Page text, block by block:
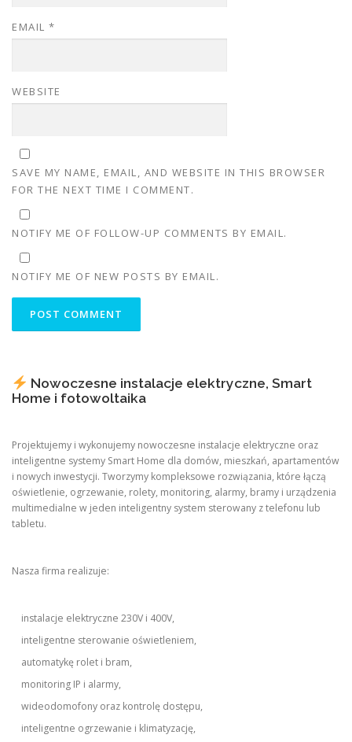
EMAIL *
WEBSITE
SAVE MY NAME, EMAIL, AND WEBSITE IN THIS BROWSER
FOR THE NEXT TIME I COMMENT.
NOTIFY ME OF FOLLOW-UP COMMENTS BY EMAIL.
NOTIFY ME OF NEW POSTS BY EMAIL.
Nowoczesne instalacje elektryczne, Smart
Home i fotowoltaika
Projektujemy i wykonujemy nowoczesne instalacje elektryczne oraz
inteligentne systemy Smart Home dla domów, mieszkań, apartamentów
i nowych inwestycji. Tworzymy kompleksowe rozwiązania, które łączą
oświetlenie, ogrzewanie, rolety, monitoring, alarmy, bramy i urządzenia
multimedialne w jeden inteligentny system sterowany z telefonu lub
tabletu.
Nasza firma realizuje:
instalacje elektryczne 230V i 400V,
inteligentne sterowanie oświetleniem,
automatykę rolet i bram,
monitoring IP i alarmy,
wideodomofony oraz kontrolę dostępu,
inteligentne ogrzewanie i klimatyzację,